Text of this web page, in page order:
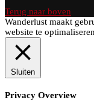
Terug naar boven
Wanderlust maakt
website te
Sluiten
Privacy Overview